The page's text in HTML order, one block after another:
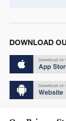
DOWNLOAD